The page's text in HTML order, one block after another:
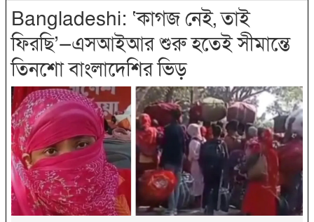
Bangladeshi: ‘কাগজ নেই, তাই
ফিরছি’—এসআইআর শুরু হতেই সীমান্তে
তিনশো বাংলাদেশির ভিড়